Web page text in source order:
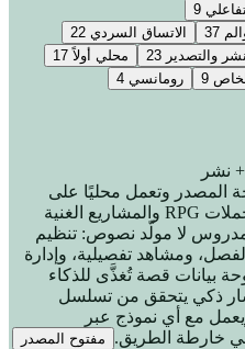
9
37 الاتساق السردي 22
والتصدير 23 محلي أولاً 17
9 رومانسي 4
+ نشر
المصدر وتعمل محليًا على
Windows للكتابة الطويلة وحملات RPG والمشاريع الغنية
لا مولّد نصوص: تنظيم
ومشاهد تفصيلية، وإدارة
بيانات قصة تُغذَّى للذكاء
ذكي يتحقق من تسلسل
مع أي نموذج عبر
مفتوح المصدر